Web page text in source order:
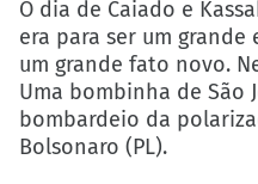
O dia de Caiado e
era para ser um
um grande fato novo.
Uma bombinha de São
bombardeio da
Bolsonaro (PL).